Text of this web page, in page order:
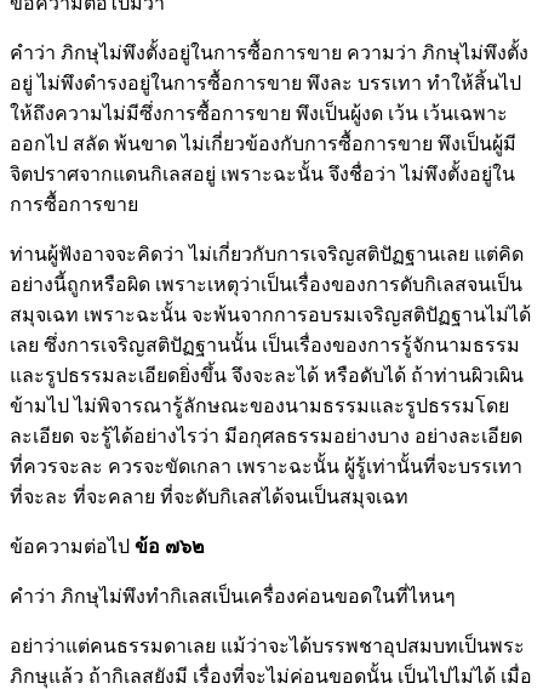
คำว่า ภิกษุไม่พึงตั้งอยู่ในการซื้อการขาย ความว่า ภิกษุไม่พึงตั้ง
อยู่ ไม่พึงดำรงอยู่ในการซื้อการขาย พึงละ บรรเทา ทำให้สิ้นไป
ให้ถึงความไม่มีซึ่งการซื้อการขาย พึงเป็นผู้งด เว้น เว้นเฉพาะ
ออกไป สลัด พ้นขาด ไม่เกี่ยวข้องกับการซื้อการขาย พึงเป็นผู้มี
จิตปราศจากแดนกิเลสอยู่ เพราะฉะนั้น จึงชื่อว่า ไม่พึงตั้งอยู่ใน
การซื้อการขาย
ท่านผู้ฟังอาจจะคิดว่า ไม่เกี่ยวกับการเจริญสติปัฏฐานเลย แต่คิด
อย่างนี้ถูกหรือผิด เพราะเหตุว่าเป็นเรื่องของการดับกิเลสจนเป็น
สมุจเฉท เพราะฉะนั้น จะพ้นจากการอบรมเจริญสติปัฏฐานไม่ได้
เลย ซึ่งการเจริญสติปัฏฐานนั้น เป็นเรื่องของการรู้จักนามธรรม
และรูปธรรมละเอียดยิ่งขึ้น จึงจะละได้ หรือดับได้ ถ้าท่านผิวเผิน
ข้ามไป ไม่พิจารณารู้ลักษณะของนามธรรมและรูปธรรมโดย
ละเอียด จะรู้ได้อย่างไรว่า มีอกุศลธรรมอย่างบาง อย่างละเอียด
ที่ควรจะละ ควรจะขัดเกลา เพราะฉะนั้น ผู้รู้เท่านั้นที่จะบรรเทา
ที่จะละ ที่จะคลาย ที่จะดับกิเลสได้จนเป็นสมุจเฉท
ข้อความต่อไป ข้อ ๗๖๒
คำว่า ภิกษุไม่พึงทำกิเลสเป็นเครื่องค่อนขอดในที่ไหนๆ
อย่าว่าแต่คนธรรมดาเลย แม้ว่าจะได้บรรพชาอุปสมบทเป็นพระ
ภิกษุแล้ว ถ้ากิเลสยังมี เรื่องที่จะไม่ค่อนขอดนั้น เป็นไปไม่ได้ เมื่อ